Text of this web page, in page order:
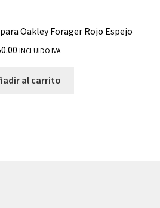
Oakley Forager Rojo Espejo
INCLUIDO IVA
al carrito